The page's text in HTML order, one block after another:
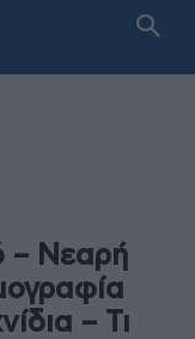
– Νεαρή
– Τι